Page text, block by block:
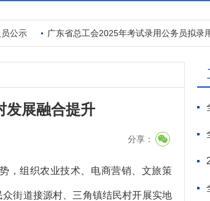
广东省总工会2025年考试录用公务员拟录用人
发展融合提升
分享：
组织农业技术、电商营销、文旅策
街道接源村、三角镇结民村开展实地